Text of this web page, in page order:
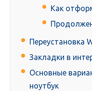
Как
Переустановка
Закладки в
Основные
ноутбук